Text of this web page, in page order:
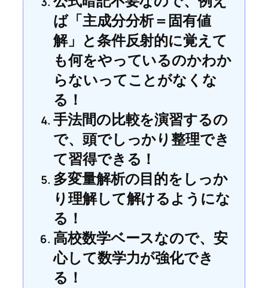
ば「主成分分析＝固有値
解」と条件反射的に覚えて
も何をやっているのかわか
らないってことがなくな
る！
手法間の比較を演習するの
で、頭でしっかり整理でき
て習得できる！
多変量解析の目的をしっか
り理解して解けるようにな
る！
高校数学ベースなので、安
心して数学力が強化でき
る！